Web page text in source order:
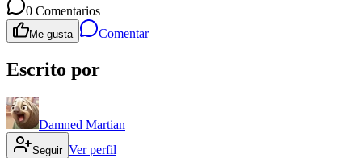
0 Comentarios
Me gusta Comentar
Escrito por
Damned Martian
Seguir Ver perfil